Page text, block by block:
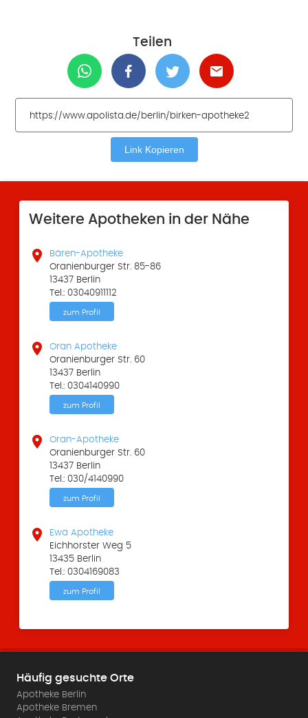
Teilen
Link Kopieren
Weitere Apotheken in der Nähe

Bären-Apotheke
Oranienburger Str. 85-86
13437 Berlin
Tel.: 03040911112
zum Profil

Oran Apotheke
Oranienburger Str. 60
13437 Berlin
Tel.: 0304140990
zum Profil

Oran-Apotheke
Oranienburger Str. 60
13437 Berlin
Tel.: 030/4140990
zum Profil

Ewa Apotheke
Eichhorster Weg 5
13435 Berlin
Tel.: 0304169083
zum Profil
Häufig gesuchte Orte
Apotheke Berlin
Apotheke Bremen